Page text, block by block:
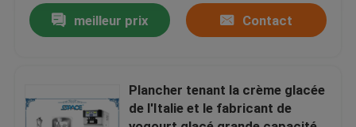
Demandez une citation
machine de crème glacée de dessus de table
meilleur prix Contact
Plancher tenant la crème glacée
de l'Italie et le fabricant de